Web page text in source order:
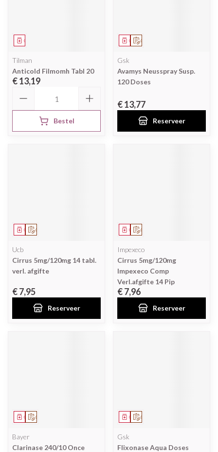
Geneesmiddel
Tilman
Anticold Filmomh Tabl 20
€ 13,19
Bestel
Op voorschrift
Geneesmiddel
Gsk
Avamys Neusspray Susp.
120 Doses
€ 13,77
Reserveer
Op voorschrift
Geneesmiddel
Ucb
Cirrus 5mg/120mg 14 tabl.
verl. afgifte
€ 7,95
Reserveer
Op voorschrift
Geneesmiddel
Impexeco
Cirrus 5mg/120mg
Impexeco Comp
Verl.afgifte 14 Pip
€ 7,96
Reserveer
Op voorschrift
Geneesmiddel
Bayer
Clarinase 240/10 Once
Op voorschrift
Geneesmiddel
Gsk
Flixonase Aqua Doses